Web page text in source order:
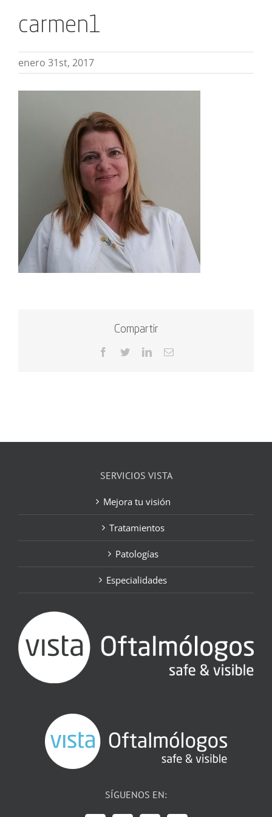
carmen1
enero 31st, 2017
Compartir
Facebook
TwitterLinkedInCorreo
SERVICIOS VISTA
Mejora tu visión
Tratamientos
Patologías
Especialidades
SÍGUENOS EN: